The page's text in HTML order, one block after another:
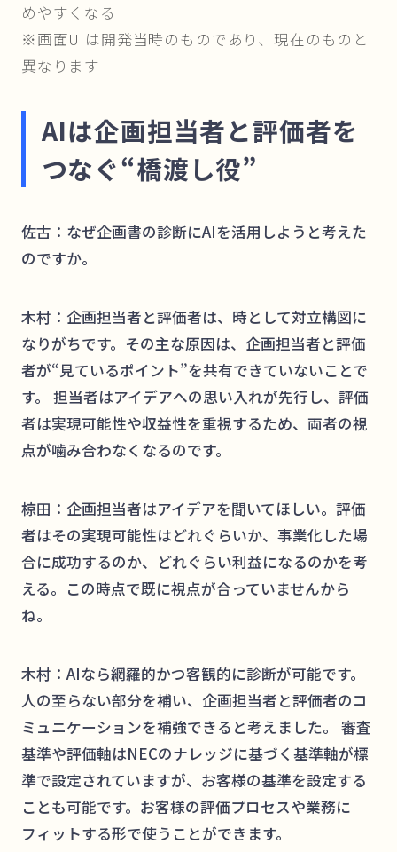
めやすくなる
※画面UIは開発当時のものであり、現在のものと
異なります
AIは企画担当者と評価者を
つなぐ“橋渡し役”
佐古：なぜ企画書の診断にAIを活用しようと考えた
のですか。
木村：企画担当者と評価者は、時として対立構図に
なりがちです。その主な原因は、企画担当者と評価
者が“見ているポイント”を共有できていないことで
す。 担当者はアイデアへの思い入れが先行し、評価
者は実現可能性や収益性を重視するため、両者の視
点が噛み合わなくなるのです。
椋田：企画担当者はアイデアを聞いてほしい。評価
者はその実現可能性はどれぐらいか、事業化した場
合に成功するのか、どれぐらい利益になるのかを考
える。この時点で既に視点が合っていませんから
ね。
木村：AIなら網羅的かつ客観的に診断が可能です。
人の至らない部分を補い、企画担当者と評価者のコ
ミュニケーションを補強できると考えました。 審査
基準や評価軸はNECのナレッジに基づく基準軸が標
準で設定されていますが、お客様の基準を設定する
ことも可能です。お客様の評価プロセスや業務に
フィットする形で使うことができます。